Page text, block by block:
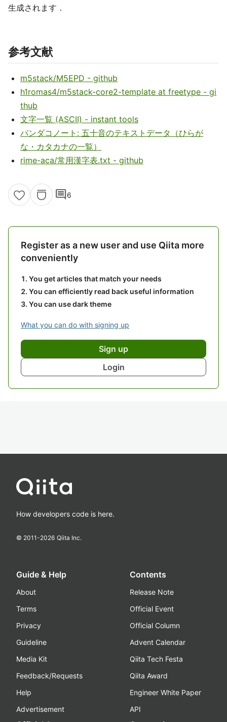
生成されます．
参考文献
m5stack/M5EPD - github
h1romas4/m5stack-core2-template at freetype - gi
thub
文字一覧 (ASCII) - instant tools
パンダコノート: 五十音のテキストデータ（ひらが
な・カタカナの一覧）
rime-aca/常用漢字表.txt - github
comment6
Register as a new user and use Qiita more
conveniently
You get articles that match your needs
You can efficiently read back useful information
You can use dark theme
What you can do with signing up
Sign up
Login
How developers code is here.
© 2011-2026 Qiita Inc.
Guide & Help
About
Terms
Privacy
Guideline
Media Kit
Feedback/Requests
Help
Advertisement
Contents
Release Note
Official Event
Official Column
Advent Calendar
Qiita Tech Festa
Qiita Award
Engineer White Paper
API